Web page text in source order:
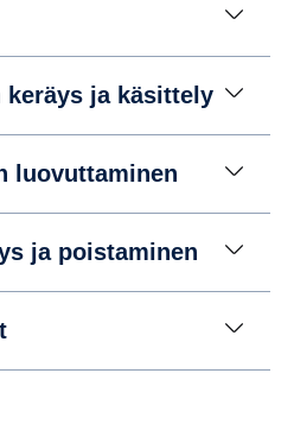
ja käsittely
luovuttaminen
ja poistaminen